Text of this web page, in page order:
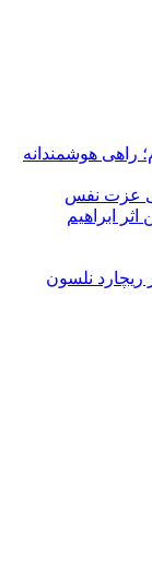
راهی هوشمندانه
عزت نفس
ابراهیم
ریچارد نلسون